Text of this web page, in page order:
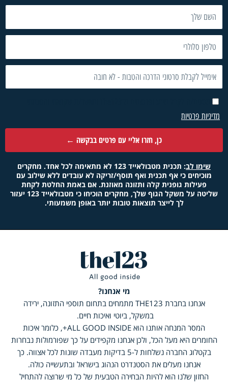
פרטיות.
כן, חזרו אליי עם פרטים בבקשה ←
שימו לב
: תכנית מטבולאייד 123 לא מתאימה לכל אחד. מחקרים
מוכיחים כי אף תכנית ואף תוסף/זריקה לא עובדים ללא שילוב עם
פעילות גופנית קלה ותזונה מאוזנת. אם באמת החלטת לקחת
שליטה על משקל הגוף שלך, מחקרים הוכיחו כי מטבולאייד 123 יעזור
לך לייצר תוצאות טובות יותר באופן משמעותי.
מי אנחנו?
אנחנו בחברת THE123 מתמחים בתחום תוספי התזונה, ירידה
במשקל, ביוטי ואיכות חיים.
המסר המנחה אותנו הוא ALL GOOD INSIDE+, כלומר איכות
היא מעל הכל, ולכן אנחנו מקפידים על כך שפורמולות נבחרות
בקטלוג החברה נשלחות ל-5 בדיקות מעבדה שונות לכל אצווה. כך
אנחנו מעלים את הסטנדרט הנהוג בישראל ובתעשייה כולה.
החזון שלנו הוא להיות הבחירה הטבעית של כל מי שרוצה להתחיל